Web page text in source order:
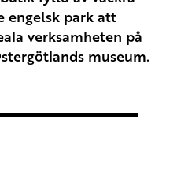
engelsk park att
verksamheten på
museum.